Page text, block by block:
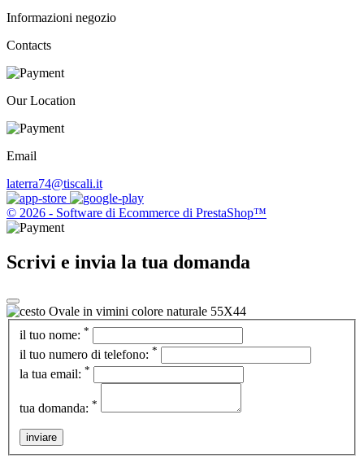
Informazioni negozio
Contacts
Our Location
Email
laterra74@tiscali.it
© 2026 - Software di Ecommerce di PrestaShop™
Scrivi e invia la tua domanda
il tuo nome: *
il tuo numero di telefono: *
la tua email: *
tua domanda: *
inviare